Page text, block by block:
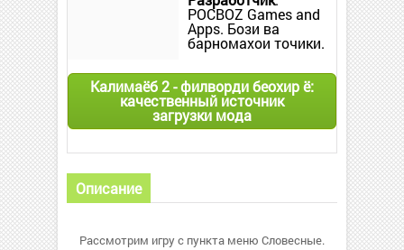
POCBOZ Games and
Apps. Бози ва
барномахои точики.
Калимаёб 2 - филворди беохир ё:
качественный источник
загрузки мода
Описание
Рассмотрим игру с пункта меню Словесные.